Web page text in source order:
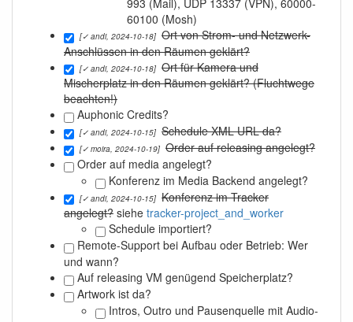
60100 (Mosh)
[✓ andi, 2024-10-18] Ort von Strom- und Netzwerk-
Anschlüssen in den Räumen geklärt?
[✓ andi, 2024-10-18] Ort für Kamera und
Mischerplatz in den Räumen geklärt? (Fluchtwege
beachten!)
Auphonic Credits?
[✓ andi, 2024-10-15] Schedule XML URL da?
[✓ moira, 2024-10-19] Order auf releasing angelegt?
Order auf media angelegt?
Konferenz im Media Backend angelegt?
[✓ andi, 2024-10-15] Konferenz im Tracker
angelegt? siehe tracker-project_and_worker
Schedule importiert?
Remote-Support bei Aufbau oder Betrieb: Wer
und wann?
Auf releasing VM genügend Speicherplatz?
Artwork ist da?
Intros, Outro und Pausenquelle mit Audio-